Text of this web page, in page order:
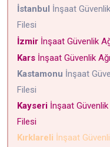
İstanbul İnşaat
Filesi
İzmir İnşaat Güvenlik
Kars İnşaat Güvenlik
Kastamonu İnşaat
Filesi
Kayseri İnşaat
Filesi
Kırklareli İnşaat